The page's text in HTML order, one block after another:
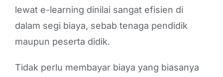
lewat e-learning dinilai sangat efisien di
dalam segi biaya, sebab tenaga pendidik
maupun peserta didik.
Tidak perlu membayar biaya yang biasanya